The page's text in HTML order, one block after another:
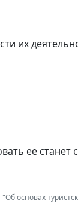
их
ее станет
основах